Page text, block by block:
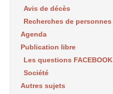
Avis de décès
Recherches de personnes
Agenda
Publication libre
Les questions FACEBOOK
Société
Autres sujets